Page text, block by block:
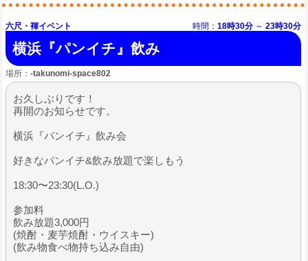
六尺・褌イベント 時間： 18時30分 ～ 23時30分
横浜『パンイチ』飲み
場所： -takunomi-space802
お久しぶりです！
再開のお知らせです。
横浜『パンイチ』飲み会
好きなパンイチ&飲み放題で楽しもう
18:30〜23:30(L.O.)
参加料
飲み放題3,000円
(焼酎・麦芋焼酎・ウイスキー)
(飲み物食べ物持ち込み自由)